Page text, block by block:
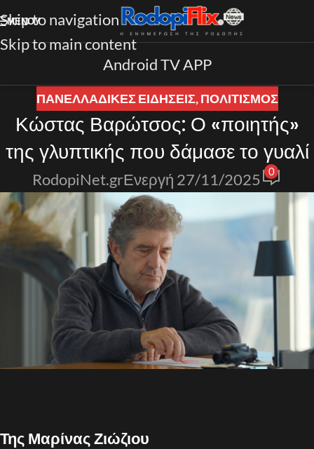
Skip to navigation
Skip to main content
ΜΕΝΟΎ
Android TV APP
ΠΑΝΕΛΛΑΔΙΚΈΣ ΕΙΔΉΣΕΙΣ,ΠΟΛΙΤΙΣΜΟΣ
Κώστας Βαρώτσος: Ο «ποιητής»
της γλυπτικής που δάμασε το γυαλί
RodopiNet.grΕνεργή 27/11/2025 0
Της Μαρίνας Ζιώζιου